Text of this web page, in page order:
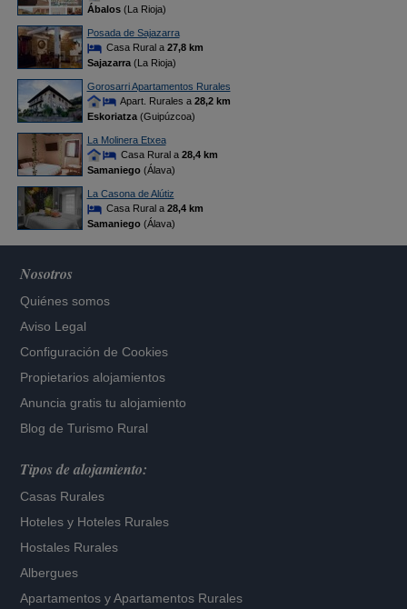
Ábalos(La Rioja)
Posada de Sajazarra
Casa Rural a 27,8 km
Sajazarra(La Rioja)
Gorosarri Apartamentos Rurales
Apart. Rurales a 28,2 km
Eskoriatza(Guipúzcoa)
La Molinera Etxea
Casa Rural a 28,4 km
Samaniego(Álava)
La Casona de Alútiz
Casa Rural a 28,4 km
Samaniego(Álava)
Nosotros
Quiénes somos
Aviso Legal
Configuración de Cookies
Propietarios alojamientos
Anuncia gratis tu alojamiento
Blog de Turismo Rural
Tipos de alojamiento:
Casas Rurales
Hoteles y Hoteles Rurales
Hostales Rurales
Albergues
Apartamentos yApartamentos Rurales